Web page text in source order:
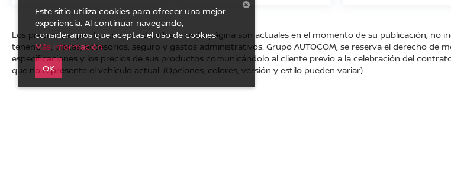
Los precios y especificaciones indicados en esta página son actuales en el momento de su publicación, no
tenencias, placas, accesorios, seguro y gastos administrativos. Grupo AUTOCOM, se reserva el derecho de
especificaciones y los precios de sus productos comunicándolo al cliente previo a la celebración del
que no represente el vehículo actual. (Opciones, colores, versión y estilo pueden variar).
Este sitio utiliza cookies para ofrecer una mejor
experiencia. Al continuar navegando,
consideramos que aceptas el uso de cookies.
Más información
OK